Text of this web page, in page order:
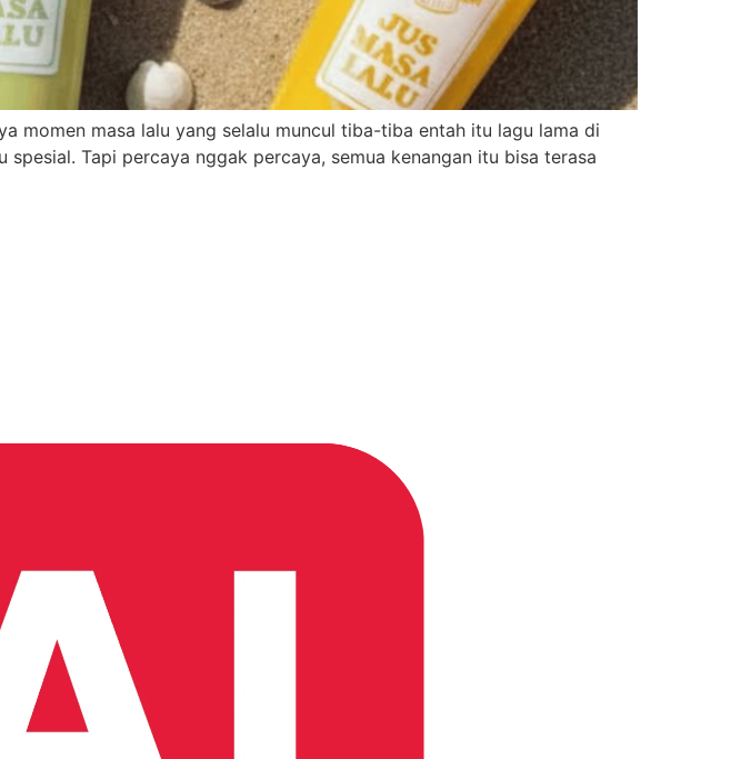
momen masa lalu yang selalu muncul tiba-tiba entah itu lagu lama di
Tapi percaya nggak percaya, semua kenangan itu bisa terasa